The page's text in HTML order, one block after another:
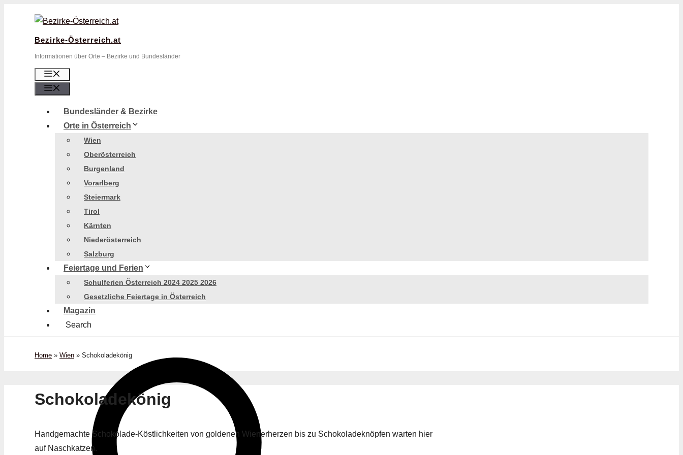
Bezirke-Österreich.at
Informationen über Orte – Bezirke und Bundesländer
Bundesländer & Bezirke
Orte in Österreich
Wien
Oberösterreich
Burgenland
Vorarlberg
Steiermark
Tirol
Kärnten
Niederösterreich
Salzburg
Feiertage und Ferien
Schulferien Österreich 2024 2025 2026
Gesetzliche Feiertage in Österreich
Magazin
Search
Home » Wien » Schokoladekönig
Schokoladekönig
Handgemachte Schokolade-Köstlichkeiten von goldenen Wienerherzen bis zu Schokoladeknöpfen warten hier
auf Naschkatzen.